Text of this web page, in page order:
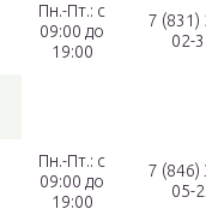
Пн.-Пт.: с
09:00 до
19:00
7 (831)
02-
Пн.-Пт.: с
09:00 до
19:00
7 (846)
05-